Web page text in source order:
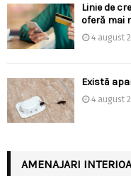
Linie de
oferă mai
4 august
Există
4 august
AMENAJARI